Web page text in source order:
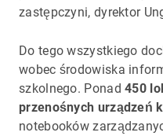
zastępczyni, dyrektor
Do tego wszystkiego
wobec środowiska
szkolnego. Ponad450
przenośnych urządzeń
notebooków